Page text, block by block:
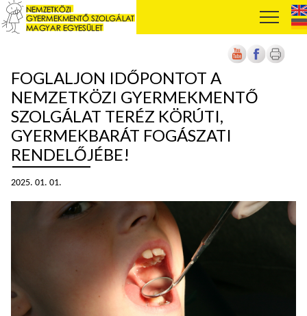
FOGLALJON IDŐPONTOT A
NEMZETKÖZI GYERMEKMENTŐ
SZOLGÁLAT TERÉZ KÖRÚTI,
GYERMEKBARÁT FOGÁSZATI
RENDELŐJÉBE!
2025. 01. 01.